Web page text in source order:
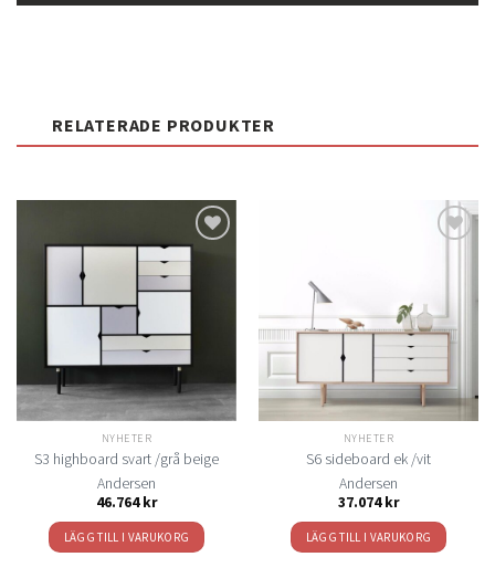
RELATERADE PRODUKTER
till i
NYHETER
S3 highboard svart /grå beige
Andersen
46.764kr
LÄGG TILL I VARUKORG
önskelistan
NYHETER
S6 sideboard ek /vit
Andersen
37.074kr
LÄGG TILL I VARUKORG